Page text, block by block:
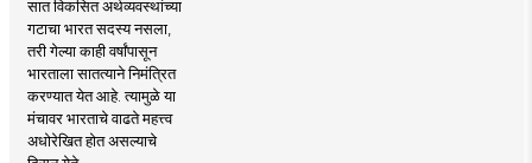
सात विकसित अर्थव्यवस्थांच्या
गटाचा भारत सदस्य नसला,
तरी गेल्या काही वर्षांपासून
भारताला सातत्याने निमंत्रित
करण्यात येत आहे. त्यामुळे या
मंचावर भारताचे वाढते महत्त्व
अधोरेखित होत असल्याचे